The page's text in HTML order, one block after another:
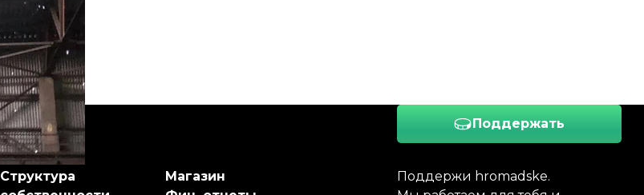
Поддержать
Поддержи hromadske.
Структура
Магазин